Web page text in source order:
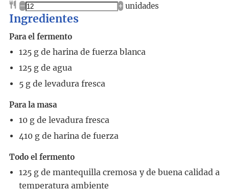
– + unidades
Ingredientes
Para el fermento
125 g de harina de fuerza blanca
125 g de agua
5 g de levadura fresca
Para la masa
10 g de levadura fresca
410 g de harina de fuerza
Todo el fermento
125 g de mantequilla cremosa y de buena calidad a
temperatura ambiente